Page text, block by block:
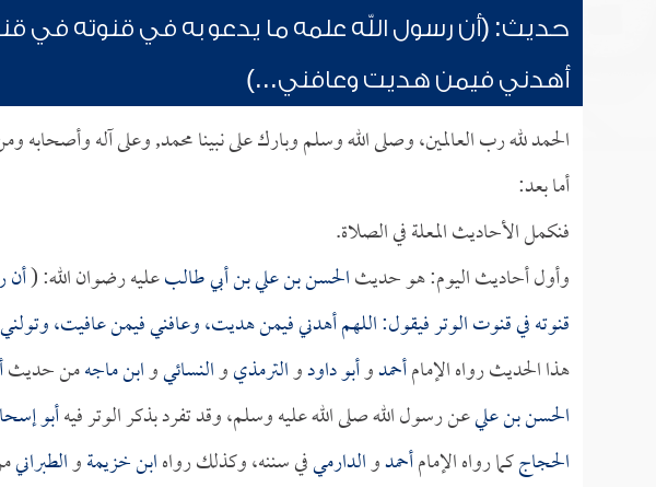
حديث: (أن رسول الله علمه ما يدعو به في قنوته في
أهدني فيمن هديت وعافني...)
الحمد لله رب العالمين، وصلى الله وسلم وبارك على نبينا محمد, وعلى آله وأصحابه
أما بعد:
فنكمل الأحاديث المعلة في الصلاة.
وأول أحاديث اليوم: هو حديثالحسن بن علي بن أبي طالبعليه رضوان الله: (أن
قنوته في قنوت الوتر فيقول: اللهم أهدني فيمن هديت، وعافني فيمن عافيت،
هذا الحديث رواه الإمامأحمدوأبو داودوالترمذيوالنسائيوابن ماجهمن حديث
الحسن بن عليعن رسول الله صلى الله عليه وسلم، وقد تفرد بذكر الوتر فيهأبو
الحجاجكما رواه الإمامأحمدوالدارميفي سننه، وكذلك رواهابن خزيمةوالطبراني